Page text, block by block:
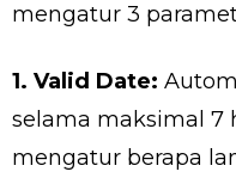
mengatur 3
1. Valid Date:
selama maksimal 7
mengatur berapa